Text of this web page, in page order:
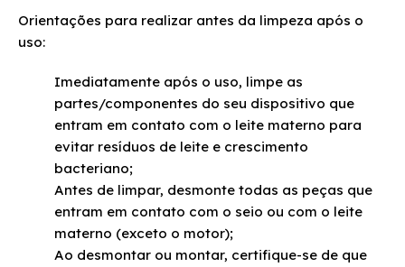
Como fazer a limpeza da bomba tira leite
Bomba tira leite compact BLACOMP não liga
Bomba tira leite automática SMART LCD não liga
Como fazer a limpeza da bomba tira leite
automática SMART LCD?
Bomba tira leite compact BLACOMP não realiza a
sucção
Orientações para realizar antes da limpeza após o
uso:
Imediatamente após o uso, limpe as
partes/componentes do seu dispositivo que
entram em contato com o leite materno para
evitar resíduos de leite e crescimento
bacteriano;
Antes de limpar, desmonte todas as peças que
entram em contato com o seio ou com o leite
materno (exceto o motor);
Ao desmontar ou montar, certifique-se de que